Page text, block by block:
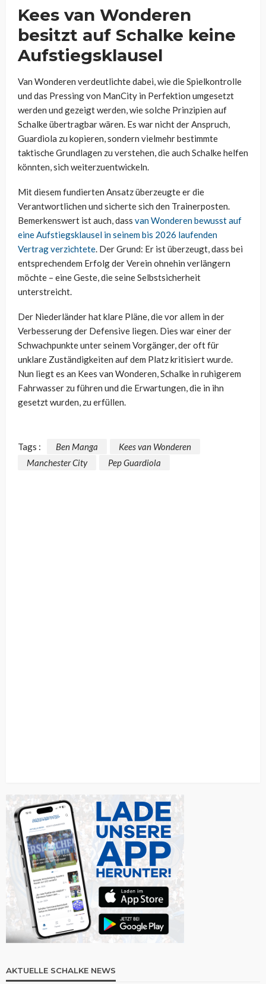
Kees van Wonderen
besitzt auf Schalke keine
Aufstiegsklausel
Van Wonderen verdeutlichte dabei, wie die Spielkontrolle
und das Pressing von ManCity in Perfektion umgesetzt
werden und gezeigt werden, wie solche Prinzipien auf
Schalke übertragbar wären. Es war nicht der Anspruch,
Guardiola zu kopieren, sondern vielmehr bestimmte
taktische Grundlagen zu verstehen, die auch Schalke helfen
könnten, sich weiterzuentwickeln.
Mit diesem fundierten Ansatz überzeugte er die
Verantwortlichen und sicherte sich den Trainerposten.
Bemerkenswert ist auch, dass van Wonderen bewusst auf
eine Aufstiegsklausel in seinem bis 2026 laufenden
Vertrag verzichtete. Der Grund: Er ist überzeugt, dass bei
entsprechendem Erfolg der Verein ohnehin verlängern
möchte – eine Geste, die seine Selbstsicherheit
unterstreicht.
Der Niederländer hat klare Pläne, die vor allem in der
Verbesserung der Defensive liegen. Dies war einer der
Schwachpunkte unter seinem Vorgänger, der oft für
unklare Zuständigkeiten auf dem Platz kritisiert wurde.
Nun liegt es an Kees van Wonderen, Schalke in ruhigerem
Fahrwasser zu führen und die Erwartungen, die in ihn
gesetzt wurden, zu erfüllen.
Tags : Ben Manga
Kees van Wonderen
Manchester City
Pep Guardiola
AKTUELLE SCHALKE NEWS